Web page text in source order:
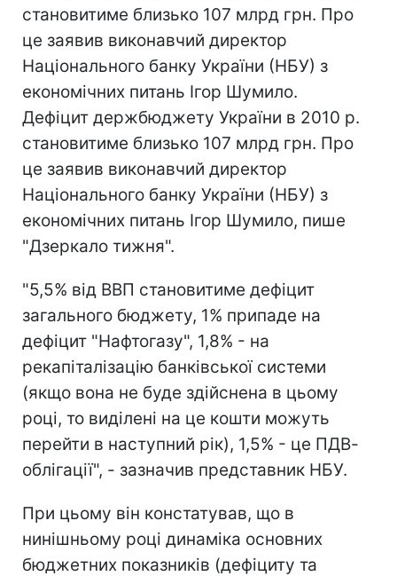
становитиме близько 107 млрд грн. Про
це заявив виконавчий директор
Національного банку України (НБУ) з
економічних питань Ігор Шумило.
Дефіцит держбюджету України в 2010 р.
становитиме близько 107 млрд грн. Про
це заявив виконавчий директор
Національного банку України (НБУ) з
економічних питань Ігор Шумило, пише
"Дзеркало тижня".
"5,5% від ВВП становитиме дефіцит
загального бюджету, 1% припаде на
дефіцит "Нафтогазу", 1,8% - на
рекапіталізацію банківської системи
(якщо вона не буде здійснена в цьому
році, то виділені на це кошти можуть
перейти в наступний рік), 1,5% - це ПДВ-
облігації", - зазначив представник НБУ.
При цьому він констатував, що в
нинішньому році динаміка основних
бюджетних показників (дефіциту та